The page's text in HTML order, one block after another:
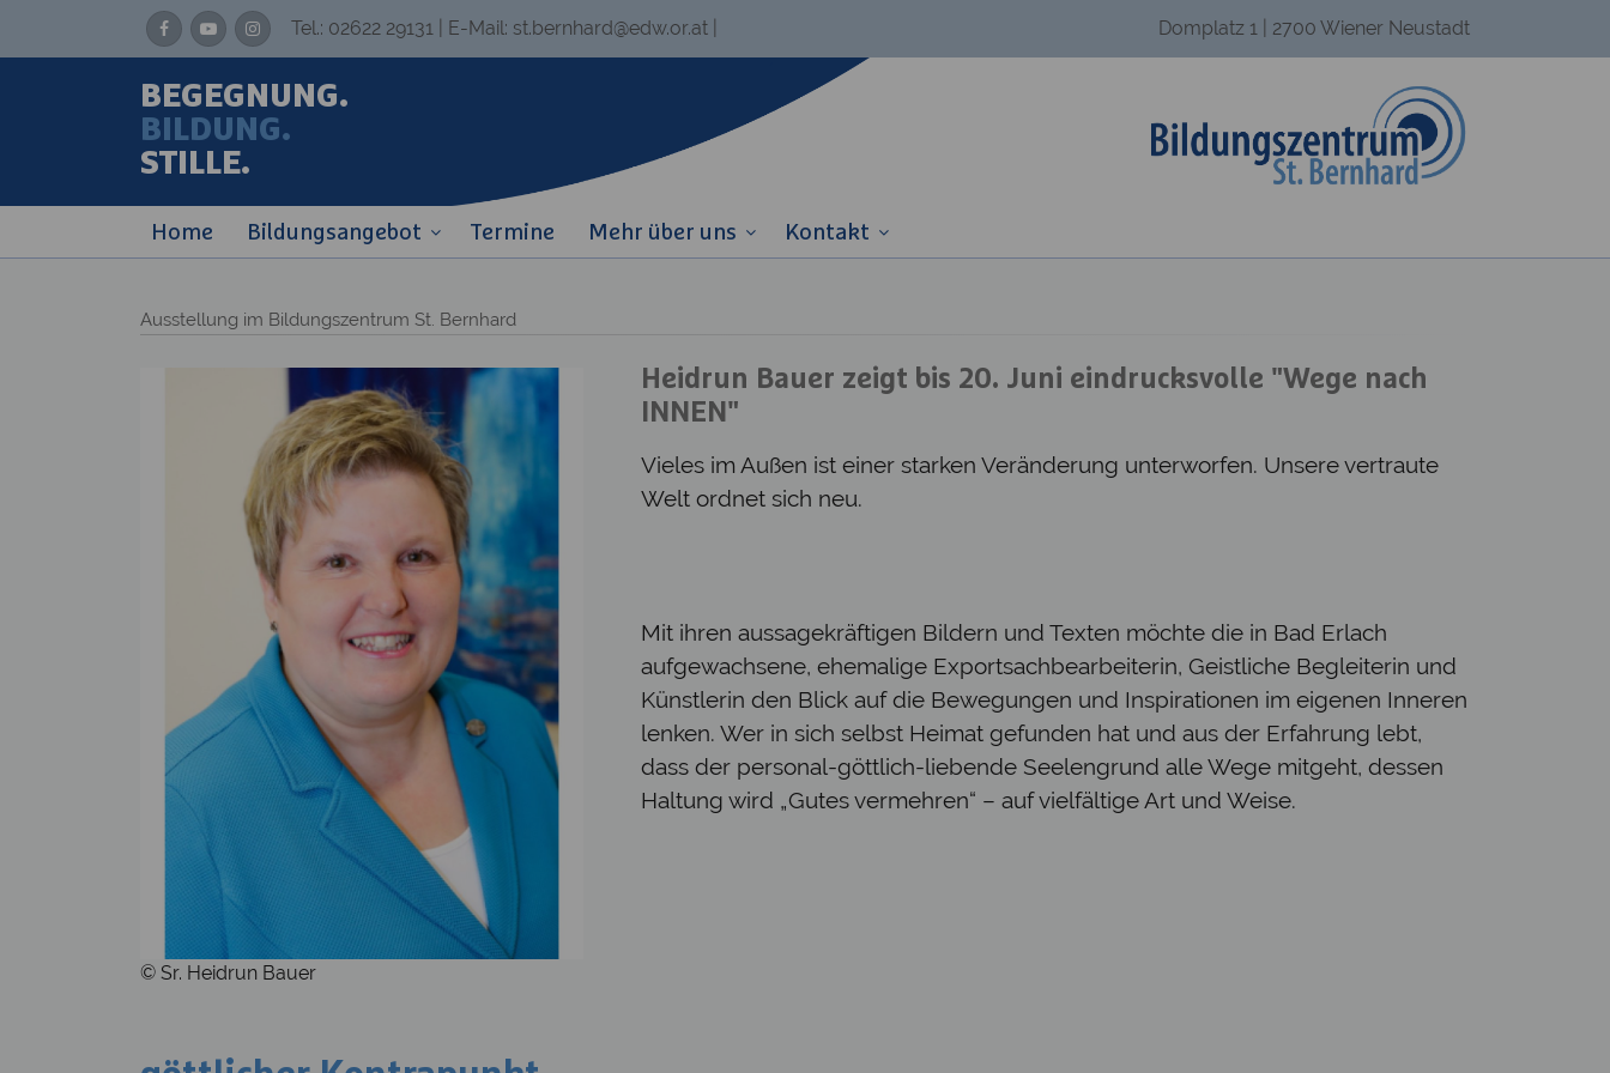
Tel.: 02622 29131 | E-Mail: st.bernhard@edw.or.at Domplatz 1 | 2700 Wiener Neustadt
BEGEGNUNG.
BILDUNG.
STILLE.
Home Bildungsangebot Termine Mehr über uns Kontakt
Ausstellung im Bildungszentrum St. Bernhard
© Sr. Heidrun Bauer
Heidrun Bauer zeigt bis 20. Juni eindrucksvolle "Wege nach
INNEN"
Vieles im Außen ist einer starken Veränderung unterworfen. Unsere vertraute
Welt ordnet sich neu.
Mit ihren aussagekräftigen Bildern und Texten möchte die in Bad Erlach
aufgewachsene, ehemalige Exportsachbearbeiterin, Geistliche Begleiterin und
Künstlerin den Blick auf die Bewegungen und Inspirationen im eigenen Inneren
lenken. Wer in sich selbst Heimat gefunden hat und aus der Erfahrung lebt,
dass der personal-göttlich-liebende Seelengrund alle Wege mitgeht, dessen
Haltung wird „Gutes vermehren“ – auf vielfältige Art und Weise.